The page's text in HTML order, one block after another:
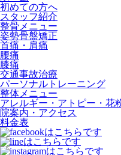
初めての方へ
スタッフ紹介
整骨メニュー
姿勢骨盤矯正
首痛・肩痛
腰痛
膝痛
交通事故治療
パーソナルトレーニング
整体メニュー
アレルギー・アトピー・花
院案内・アクセス
料金表